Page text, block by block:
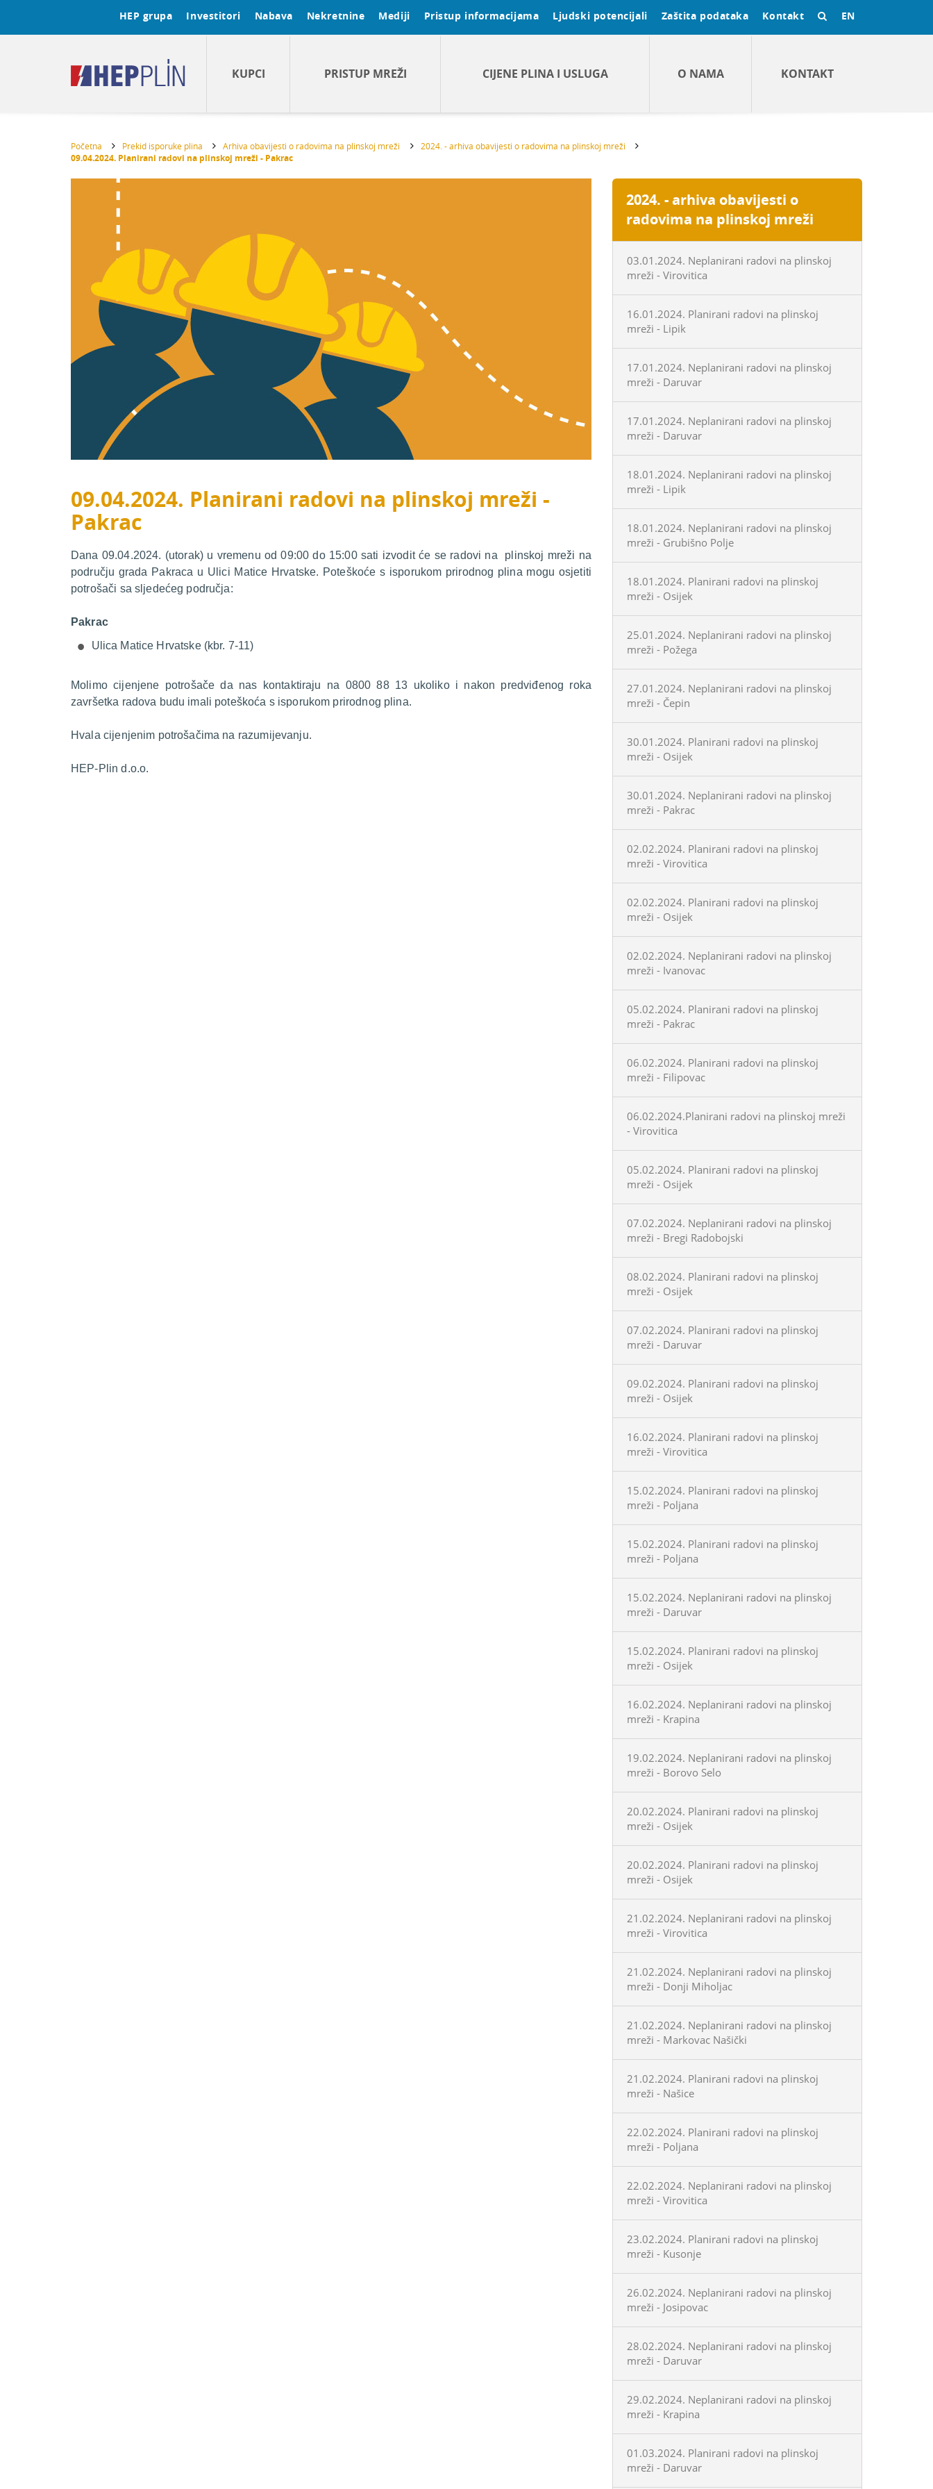
HEP grupa Investitori Nabava Nekretnine Mediji Pristup informacijama Ljudski potencijali Zaštita podataka Kontakt EN
KUPCI PRISTUP MREŽI CIJENE PLINA I USLUGA O NAMA KONTAKT
Početna Prekid isporuke plina Arhiva obavijesti o radovima na plinskoj mreži 2024. - arhiva obavijesti o radovima na plinskoj mreži
09.04.2024. Planirani radovi na plinskoj mreži - Pakrac
09.04.2024. Planirani radovi na plinskoj mreži -
Pakrac
Dana 09.04.2024. (utorak) u vremenu od 09:00 do 15:00 sati izvodit će se radovi na plinskoj mreži na
području grada Pakraca u Ulici Matice Hrvatske. Poteškoće s isporukom prirodnog plina mogu osjetiti
potrošači sa sljedećeg područja:
Pakrac
Ulica Matice Hrvatske (kbr. 7-11)
Molimo cijenjene potrošače da nas kontaktiraju na 0800 88 13 ukoliko i nakon predviđenog roka
završetka radova budu imali poteškoća s isporukom prirodnog plina.
Hvala cijenjenim potrošačima na razumijevanju.
HEP-Plin d.o.o.
2024. - arhiva obavijesti o
radovima na plinskoj mreži
03.01.2024. Neplanirani radovi na plinskoj
mreži - Virovitica
16.01.2024. Planirani radovi na plinskoj
mreži - Lipik
17.01.2024. Neplanirani radovi na plinskoj
mreži - Daruvar
17.01.2024. Neplanirani radovi na plinskoj
mreži - Daruvar
18.01.2024. Neplanirani radovi na plinskoj
mreži - Lipik
18.01.2024. Neplanirani radovi na plinskoj
mreži - Grubišno Polje
18.01.2024. Planirani radovi na plinskoj
mreži - Osijek
25.01.2024. Neplanirani radovi na plinskoj
mreži - Požega
27.01.2024. Neplanirani radovi na plinskoj
mreži - Čepin
30.01.2024. Planirani radovi na plinskoj
mreži - Osijek
30.01.2024. Neplanirani radovi na plinskoj
mreži - Pakrac
02.02.2024. Planirani radovi na plinskoj
mreži - Virovitica
02.02.2024. Planirani radovi na plinskoj
mreži - Osijek
02.02.2024. Neplanirani radovi na plinskoj
mreži - Ivanovac
05.02.2024. Planirani radovi na plinskoj
mreži - Pakrac
06.02.2024. Planirani radovi na plinskoj
mreži - Filipovac
06.02.2024.Planirani radovi na plinskoj mreži
- Virovitica
05.02.2024. Planirani radovi na plinskoj
mreži - Osijek
07.02.2024. Neplanirani radovi na plinskoj
mreži - Bregi Radobojski
08.02.2024. Planirani radovi na plinskoj
mreži - Osijek
07.02.2024. Planirani radovi na plinskoj
mreži - Daruvar
09.02.2024. Planirani radovi na plinskoj
mreži - Osijek
16.02.2024. Planirani radovi na plinskoj
mreži - Virovitica
15.02.2024. Planirani radovi na plinskoj
mreži - Poljana
15.02.2024. Planirani radovi na plinskoj
mreži - Poljana
15.02.2024. Neplanirani radovi na plinskoj
mreži - Daruvar
15.02.2024. Planirani radovi na plinskoj
mreži - Osijek
16.02.2024. Neplanirani radovi na plinskoj
mreži - Krapina
19.02.2024. Neplanirani radovi na plinskoj
mreži - Borovo Selo
20.02.2024. Planirani radovi na plinskoj
mreži - Osijek
20.02.2024. Planirani radovi na plinskoj
mreži - Osijek
21.02.2024. Neplanirani radovi na plinskoj
mreži - Virovitica
21.02.2024. Neplanirani radovi na plinskoj
mreži - Donji Miholjac
21.02.2024. Neplanirani radovi na plinskoj
mreži - Markovac Našički
21.02.2024. Planirani radovi na plinskoj
mreži - Našice
22.02.2024. Planirani radovi na plinskoj
mreži - Poljana
22.02.2024. Neplanirani radovi na plinskoj
mreži - Virovitica
23.02.2024. Planirani radovi na plinskoj
mreži - Kusonje
26.02.2024. Neplanirani radovi na plinskoj
mreži - Josipovac
28.02.2024. Neplanirani radovi na plinskoj
mreži - Daruvar
29.02.2024. Neplanirani radovi na plinskoj
mreži - Krapina
01.03.2024. Planirani radovi na plinskoj
mreži - Daruvar